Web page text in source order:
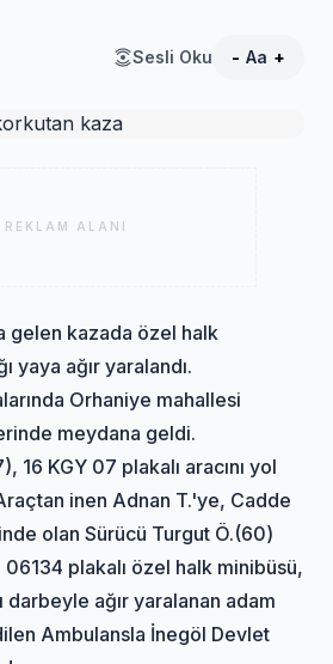
Sesli Oku - Aa +
REKLAM ALANI
gelen kazada özel halk
yaya ağır yaralandı.
Orhaniye mahallesi
meydana geldi.
16 KGY 07 plakalı aracını yol
inen Adnan T.'ye, Cadde
olan Sürücü Turgut Ö.(60)
plakalı özel halk minibüsü,
darbeyle ağır yaralanan adam
Ambulansla İnegöl Devlet